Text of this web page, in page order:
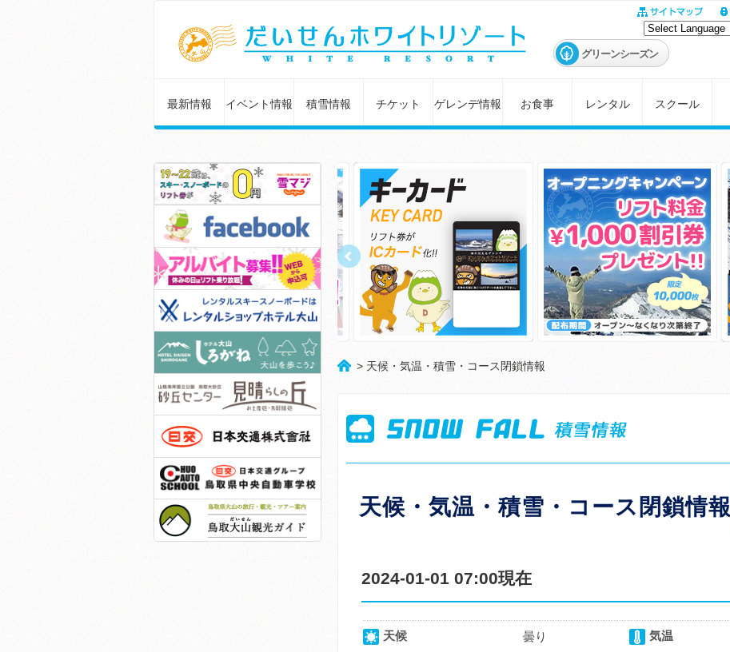
グリーンシーズン
最新情報 イベント情報 積雪情報 チケット ゲレンデ情報 お食事 レンタル スクール
> 天候・気温・積雪・コース閉鎖情報
天候・気温・積雪・コース閉鎖情報
2024-01-01 07:00現在
天候 曇り 気温